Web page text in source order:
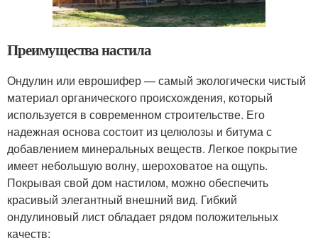
Преимущества настила
Ондулин или еврошифер — самый экологически чистый
материал органического происхождения, который
используется в современном строительстве. Его
надежная основа состоит из целюлозы и битума с
добавлением минеральных веществ. Легкое покрытие
имеет небольшую волну, шероховатое на ощупь.
Покрывая свой дом настилом, можно обеспечить
красивый элегантный внешний вид. Гибкий
ондулиновый лист обладает рядом положительных
качеств: